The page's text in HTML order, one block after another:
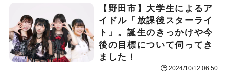
【野田市】大学生によるア
イドル「放課後スターライ
ト」。誕生のきっかけや今
後の目標について伺ってき
ました！
2024/10/12 06:50